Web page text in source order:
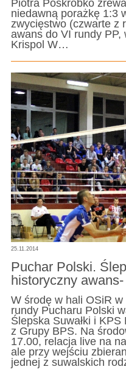
Piotra Poskrobko
niedawną porażkę 1:3
zwycięstwo (czwarte z
awans do VI rundy
Krispol W…
25.11.2014
Puchar Polski.
historyczny
W środę w hali OSiR w
rundy Pucharu Polski
Ślepska Suwałki i
z Grupy BPS. Na
17.00, relacja live na
ale przy wejściu
jednej z suwalskich